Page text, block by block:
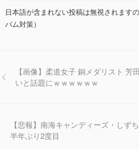
日本語が含まれない投稿は無視されます
パム対策）
【画像】柔道女子 銅メダリスト 芳
いと話題にｗｗｗｗｗｗ
【悲報】南海キャンディーズ・しず
半年ぶり2度目